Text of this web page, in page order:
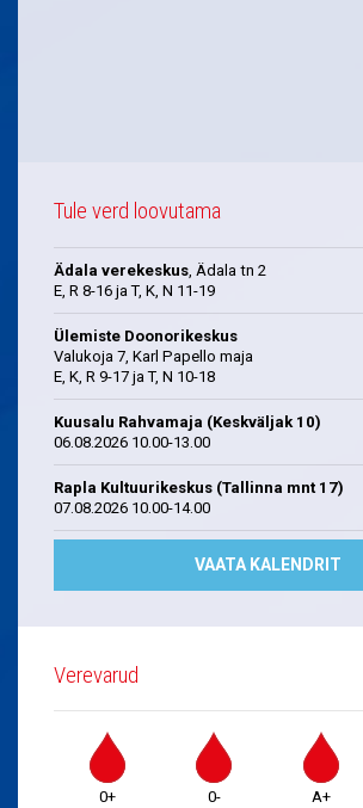
Tule verd loovutama
Ädala verekeskus , Ädala tn 2
E, R 8-16 ja T, K, N 11-19
Ülemiste Doonorikeskus
Valukoja 7, Karl Papello maja
E, K, R 9-17 ja T, N 10-18
Kuusalu Rahvamaja (Keskväljak 10)
06.08.2026 10.00-13.00
Rapla Kultuurikeskus (Tallinna mnt 17)
07.08.2026 10.00-14.00
VAATA KALENDRIT
Verevarud
0+ 0- A+